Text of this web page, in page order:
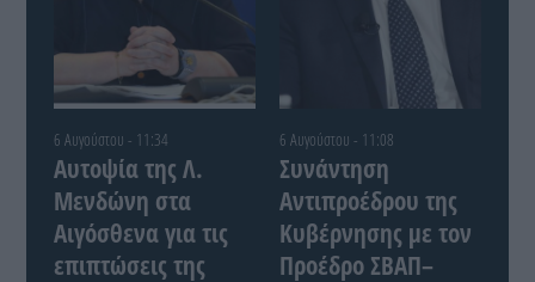
6 Αυγούστου - 11:34
Αυτοψία της Λ.
Μενδώνη στα
Αιγόσθενα για τις
επιπτώσεις της
6 Αυγούστου - 11:08
Συνάντηση
Αντιπροέδρου της
Κυβέρνησης με τον
Προέδρο ΣΒΑΠ–